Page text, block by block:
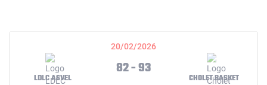
20/02/2026
LDLC ASVEL
82 - 93
CHOLET BASKET